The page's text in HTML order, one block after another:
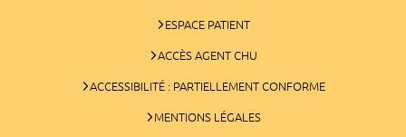
ESPACE PATIENT
ACCÈS AGENT CHU
ACCESSIBILITÉ : PARTIELLEMENT CONFORME
MENTIONS LÉGALES